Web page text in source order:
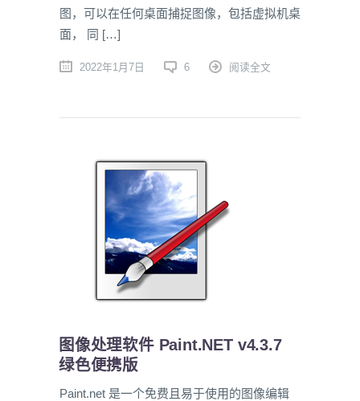
图，可以在任何桌面捕捉图像，包括虚拟机桌
面， 同 […]
2022年1月7日 6 阅读全文
图像处理软件 Paint.NET v4.3.7
绿色便携版
Paint.net 是一个免费且易于使用的图像编辑